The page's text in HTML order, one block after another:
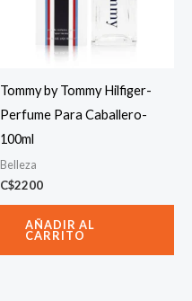
Tommy by Tommy Hilfiger-
Perfume Para Caballero-
100ml
Belleza
C$2200
AÑADIR AL
CARRITO